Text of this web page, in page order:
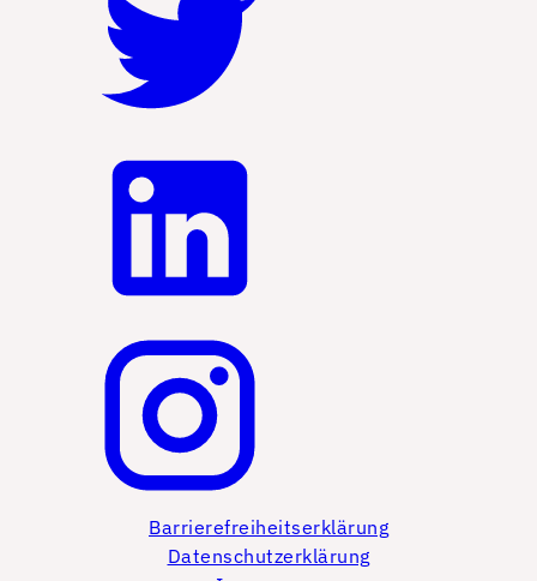
Barrierefreiheitserklärung
Datenschutzerklärung